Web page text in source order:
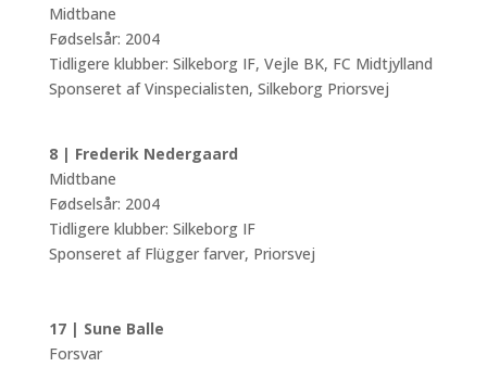
Midtbane
Fødselsår: 2004
Tidligere klubber: Silkeborg IF, Vejle BK, FC Midtjylland
Sponseret af Vinspecialisten, Silkeborg Priorsvej
8 | Frederik Nedergaard
Midtbane
Fødselsår: 2004
Tidligere klubber: Silkeborg IF
Sponseret af Flügger farver, Priorsvej
17 | Sune Balle
Forsvar